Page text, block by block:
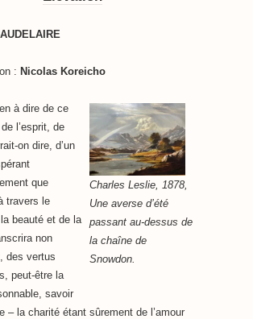
: Nicolas Koreicho
Charles Leslie, 1878,
Une averse d’été
passant au-dessus de
la chaîne de
Snowdon.
à dire de ce
l’esprit, de
on dire, d’un
que
travers le
beauté et de la
non
des vertus
peut-être la
savoir
– la charité étant sûrement de l’amour